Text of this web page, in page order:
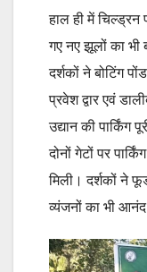
हाल ही में चिल्ड्रन
गए नए झूलों का
दर्शकों ने बोटिंग
प्रवेश द्वार एवं
उद्यान की पार्किंग
दोनों गेटों पर
मिली। दर्शकों ने
व्यंजनों का भी आनंद